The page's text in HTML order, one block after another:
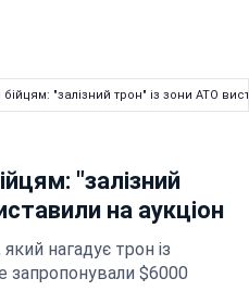
"залізний трон" із зони АТО
"залізний
на аукціон
нагадує трон із
запропонували $6000